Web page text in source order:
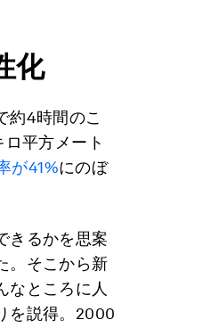
化
約4時間のこ
平方メート
が41%にのぼ
きるかを思案
。そこから新
なところに人
を説得。2000